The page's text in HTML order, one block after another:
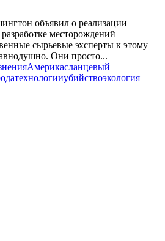
объявил о реализации
месторождений
сырьевые эхсперты к этому
Они просто...
Америкасланцевый
технологииубийствоэкология